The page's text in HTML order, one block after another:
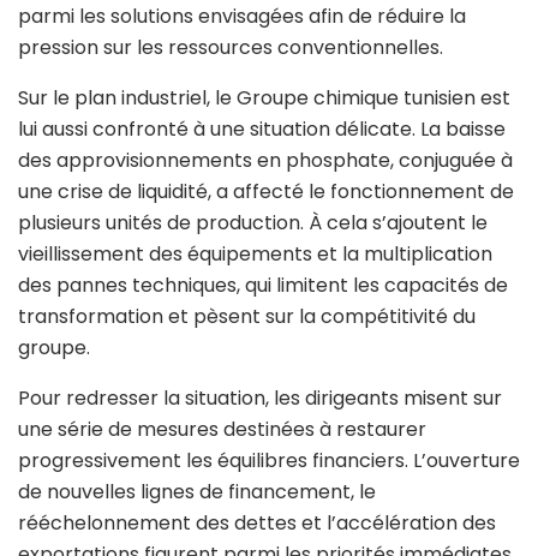
parmi les solutions envisagées afin de réduire la
pression sur les ressources conventionnelles.
Sur le plan industriel, le Groupe chimique tunisien est
lui aussi confronté à une situation délicate. La baisse
des approvisionnements en phosphate, conjuguée à
une crise de liquidité, a affecté le fonctionnement de
plusieurs unités de production. À cela s’ajoutent le
vieillissement des équipements et la multiplication
des pannes techniques, qui limitent les capacités de
transformation et pèsent sur la compétitivité du
groupe.
Pour redresser la situation, les dirigeants misent sur
une série de mesures destinées à restaurer
progressivement les équilibres financiers. L’ouverture
de nouvelles lignes de financement, le
rééchelonnement des dettes et l’accélération des